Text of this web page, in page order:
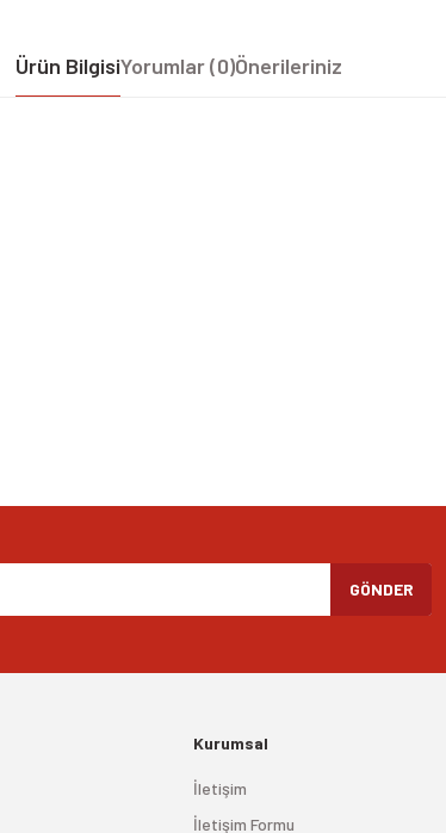
Ürün BilgisiYorumlar (0)Önerileriniz
GÖNDER
Kurumsal
İletişim
İletişim Formu